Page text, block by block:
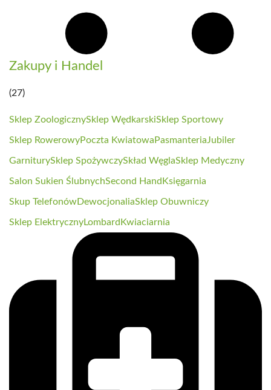
Zakupy i Handel
(27)
Sklep ZoologicznySklep WędkarskiSklep Sportowy
Sklep RowerowyPoczta Kwiatowa PasmanteriaJubiler
GarniturySklep SpożywczySkład WęglaSklep Medyczny
Salon Sukien ŚlubnychSecond Hand Księgarnia
Skup TelefonówDewocjonaliaSklep Obuwniczy
Sklep ElektrycznyLombard Kwiaciarnia